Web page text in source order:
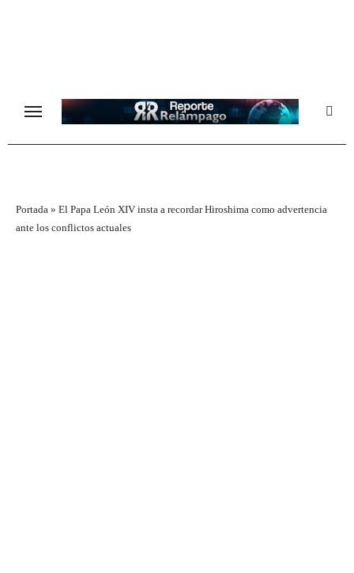
Portada» El Papa León XIV insta a recordar Hiroshima como advertencia
ante los conflictos actuales